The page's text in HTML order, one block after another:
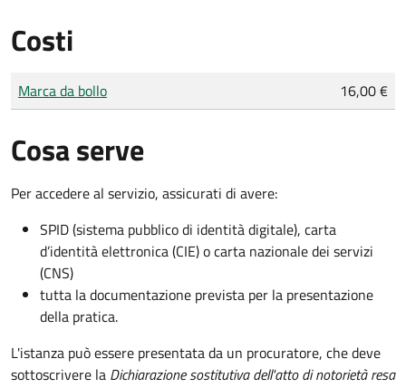
Costi
Tipo di pagamento
Importo
Marca da bollo 16,00 €
Cosa serve
Per accedere al servizio, assicurati di avere:
SPID (sistema pubblico di identità digitale), carta
d’identità elettronica (CIE) o carta nazionale dei servizi
(CNS)
tutta la documentazione prevista per la presentazione
della pratica.
L'istanza può essere presentata da un procuratore, che deve
sottoscrivere la Dichiarazione sostitutiva dell'atto di notorietà resa